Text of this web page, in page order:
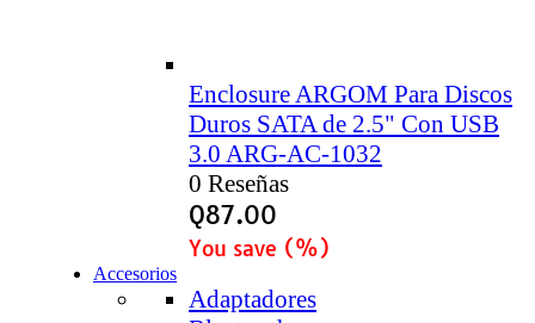
Enclosure ARGOM Para Discos
Duros SATA de 2.5" Con USB
3.0 ARG-AC-1032
0 Reseñas
Q87.00
You save (%)
Accesorios
Adaptadores